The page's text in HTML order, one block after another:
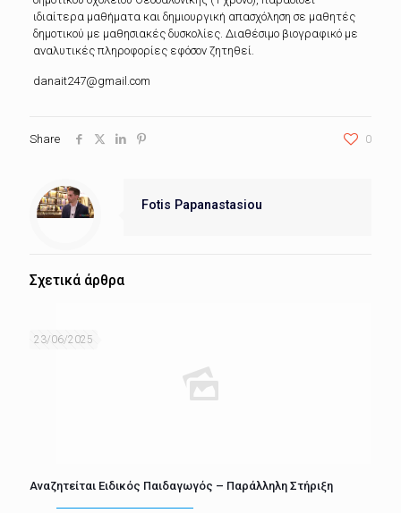
ιδιαίτερα μαθήματα και δημιουργική απασχόληση σε μαθητές
δημοτικού με μαθησιακές δυσκολίες. Διαθέσιμο βιογραφικό με
αναλυτικές πληροφορίες εφόσον ζητηθεί.
danait247@gmail.com
Share 0
Fotis Papanastasiou
Σχετικά άρθρα
23/06/2025
Αναζητείται Ειδικός Παιδαγωγός – Παράλληλη Στήριξη